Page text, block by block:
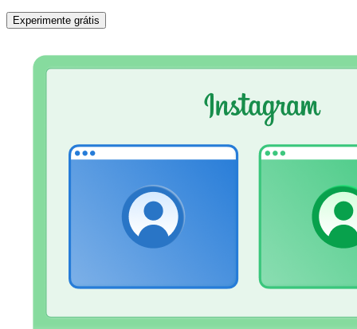
Experimente grátis